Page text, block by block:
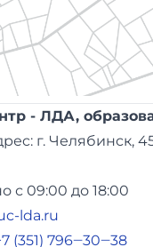
- ЛДА,
г. Челябинск,
с 09:00 до 18:00
lda.ru
(351) 796‒30‒38